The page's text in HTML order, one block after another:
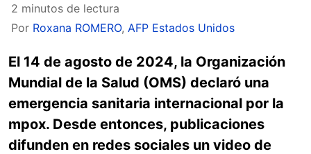
2 minutos de lectura
Por Roxana ROMERO, AFP Estados Unidos
El 14 de agosto de 2024, la Organización
Mundial de la Salud (OMS) declaró una
emergencia sanitaria internacional por la
mpox. Desde entonces, publicaciones
difunden en redes sociales un video de